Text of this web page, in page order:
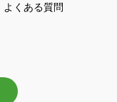
よくある質問